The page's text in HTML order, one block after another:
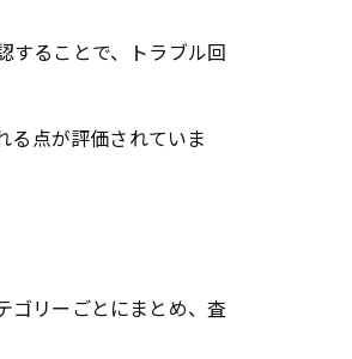
することで、トラブル回
る点が評価されていま
ゴリーごとにまとめ、査